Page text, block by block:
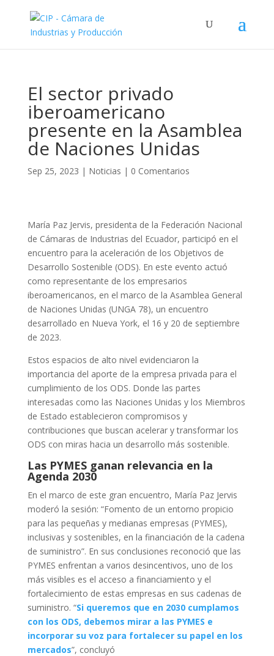
El sector privado
iberoamericano
presente en la Asamblea
de Naciones Unidas
Sep 25, 2023 | Noticias | 0 Comentarios
María Paz Jervis, presidenta de la Federación Nacional
de Cámaras de Industrias del Ecuador, participó en el
encuentro para la aceleración de los Objetivos de
Desarrollo Sostenible (ODS). En este evento actuó
como representante de los empresarios
iberoamericanos, en el marco de la Asamblea General
de Naciones Unidas (UNGA 78), un encuentro
desarrollado en Nueva York, el 16 y 20 de septiembre
de 2023.
Estos espacios de alto nivel evidenciaron la
importancia del aporte de la empresa privada para el
cumplimiento de los ODS. Donde las partes
interesadas como las Naciones Unidas y los Miembros
de Estado establecieron compromisos y
contribuciones que buscan acelerar y transformar los
ODS con miras hacia un desarrollo más sostenible.
Las PYMES ganan relevancia en la
Agenda 2030
En el marco de este gran encuentro, María Paz Jervis
moderó la sesión: “Fomento de un entorno propicio
para las pequeñas y medianas empresas (PYMES),
inclusivas y sostenibles, en la financiación de la cadena
de suministro”. En sus conclusiones reconoció que las
PYMES enfrentan a varios desincentivos, uno de los
más visibles es el acceso a financiamiento y el
fortalecimiento de estas empresas en sus cadenas de
suministro. “Si queremos que en 2030 cumplamos
con los ODS, debemos mirar a las PYMES e
incorporar su voz para fortalecer su papel en los
mercados”, concluyó